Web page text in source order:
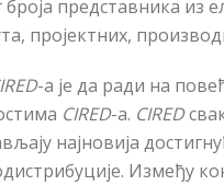
броја представника из
пројектних,
-а је да ради на
CIRED-а. CIRED
најновија
Између